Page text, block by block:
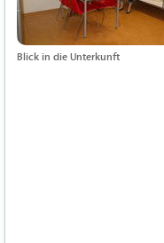
Blick in die Unterkunft